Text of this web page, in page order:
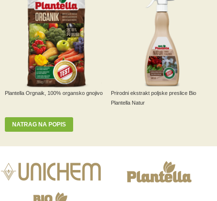
Plantella Orgnaik, 100% organsko gnojivo
Prirodni ekstrakt poljske preslice Bio
Plantella Natur
NATRAG NA POPIS